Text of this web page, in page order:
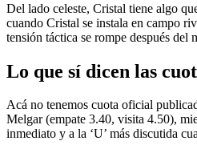
Del lado celeste, Cristal tiene algo
cuando Cristal se instala en campo
tensión táctica se rompe después del
Lo que sí dicen las
Acá no tenemos cuota oficial
Melgar (empate 3.40, visita 4.50),
inmediato y a la ‘U’ más discutida